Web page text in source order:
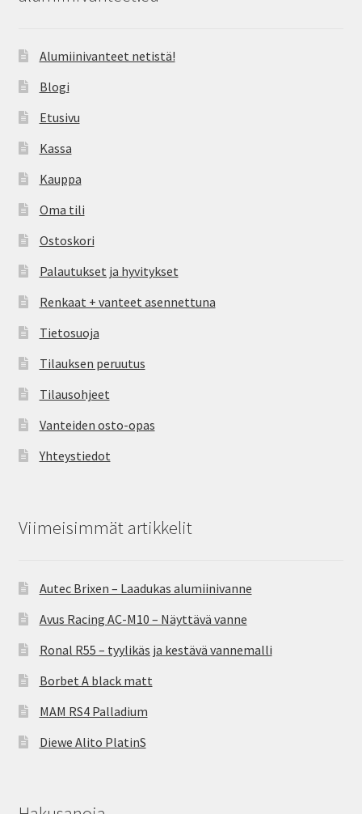
Alumiinivanteet netistä!
Blogi
Etusivu
Kassa
Kauppa
Oma tili
Ostoskori
Palautukset ja hyvitykset
Renkaat + vanteet asennettuna
Tietosuoja
Tilauksen peruutus
Tilausohjeet
Vanteiden osto-opas
Yhteystiedot
Viimeisimmät artikkelit
Autec Brixen – Laadukas alumiinivanne
Avus Racing AC-M10 – Näyttävä vanne
Ronal R55 – tyylikäs ja kestävä vannemalli
Borbet A black matt
MAM RS4 Palladium
Diewe Alito PlatinS